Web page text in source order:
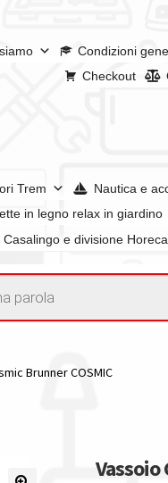
Condizioni
Checkout
Trem Nautica e
in legno relax in giardino
Casalingo e divisione Horeca
ConfrontaConfrontaI
WishlistCheckout
Brunner COSMIC
Vassoio